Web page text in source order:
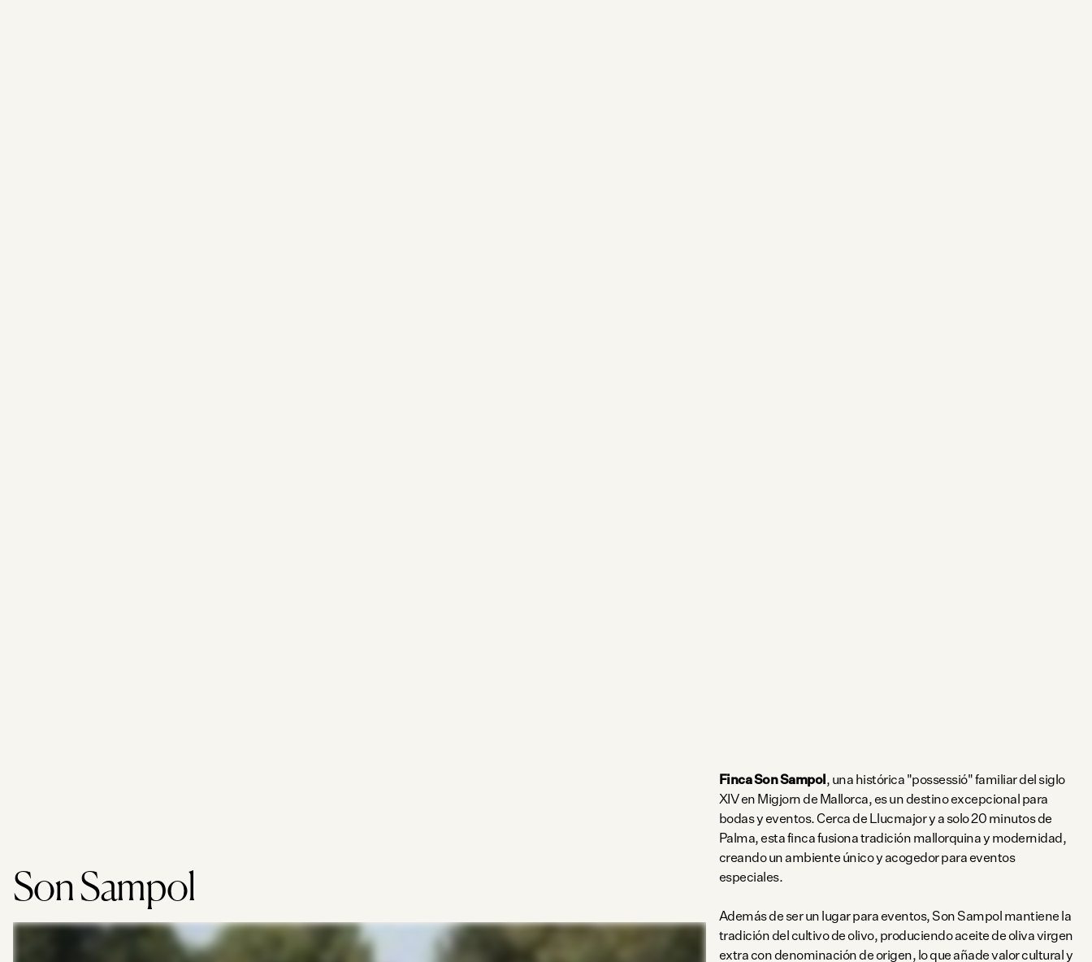
Son Sampol
Finca Son Sampol, una histórica "possessió" familiar del siglo
XIV en Migjorn de Mallorca, es un destino excepcional para
bodas y eventos. Cerca de Llucmajor y a solo 20 minutos de
Palma, esta finca fusiona tradición mallorquina y modernidad,
creando un ambiente único y acogedor para eventos
especiales.
Además de ser un lugar para eventos, Son Sampol mantiene la
tradición del cultivo de olivo, produciendo aceite de oliva virgen
extra con denominación de origen, lo que añade valor cultural y